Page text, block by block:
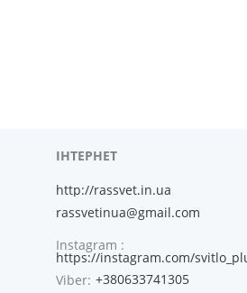
http://rassvet.in.ua
rassvetinua@gmail.com
Instagram
https://instagram.com/
Viber +380633741305